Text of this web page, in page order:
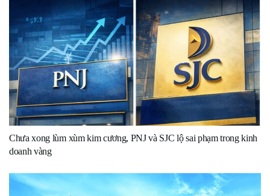
Chưa xong lùm xùm kim cương, PNJ và SJC lộ sai phạm trong kinh
doanh vàng